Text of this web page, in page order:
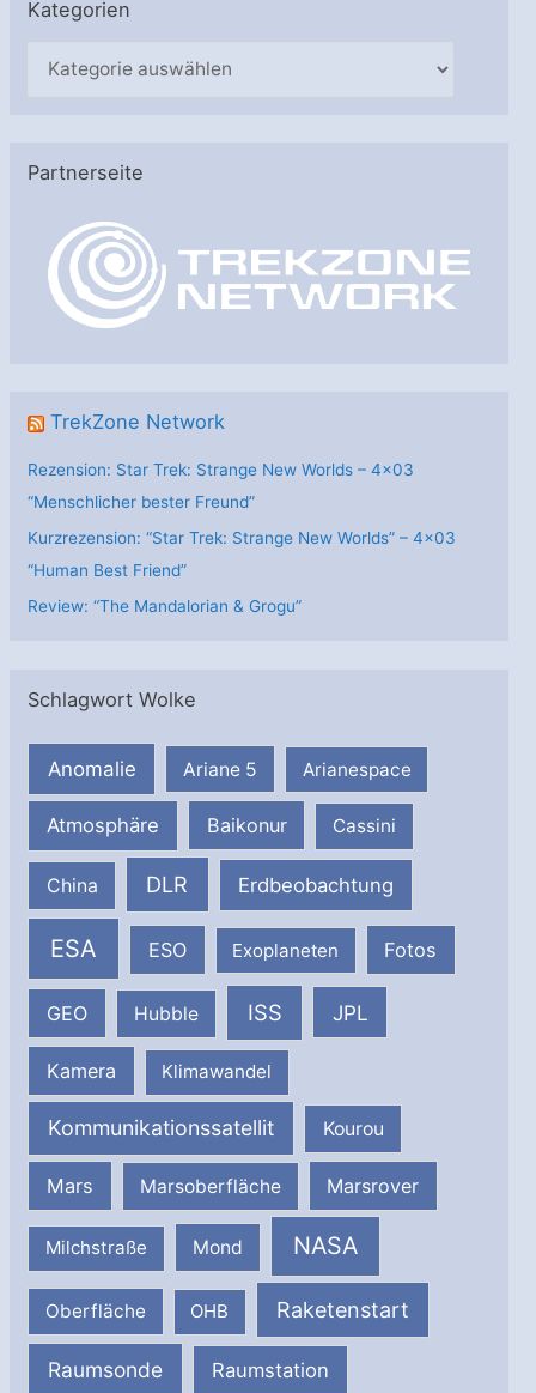
Kategorien
g
Partnerseite
TrekZone Network
Rezension: Star Trek: Strange New Worlds – 4×03
“Menschlicher bester Freund”
Kurzrezension: “Star Trek: Strange New Worlds” – 4×03
“Human Best Friend”
Review: “The Mandalorian & Grogu”
Schlagwort Wolke
Anomalie Ariane 5 Arianespace
Atmosphäre Baikonur Cassini
China DLR Erdbeobachtung
ESA ESO Exoplaneten Fotos
GEO Hubble ISS JPL
Kamera Klimawandel
Kommunikationssatellit Kourou
Mars Marsoberfläche Marsrover
Milchstraße Mond NASA
Oberfläche OHB Raketenstart
Raumsonde Raumstation